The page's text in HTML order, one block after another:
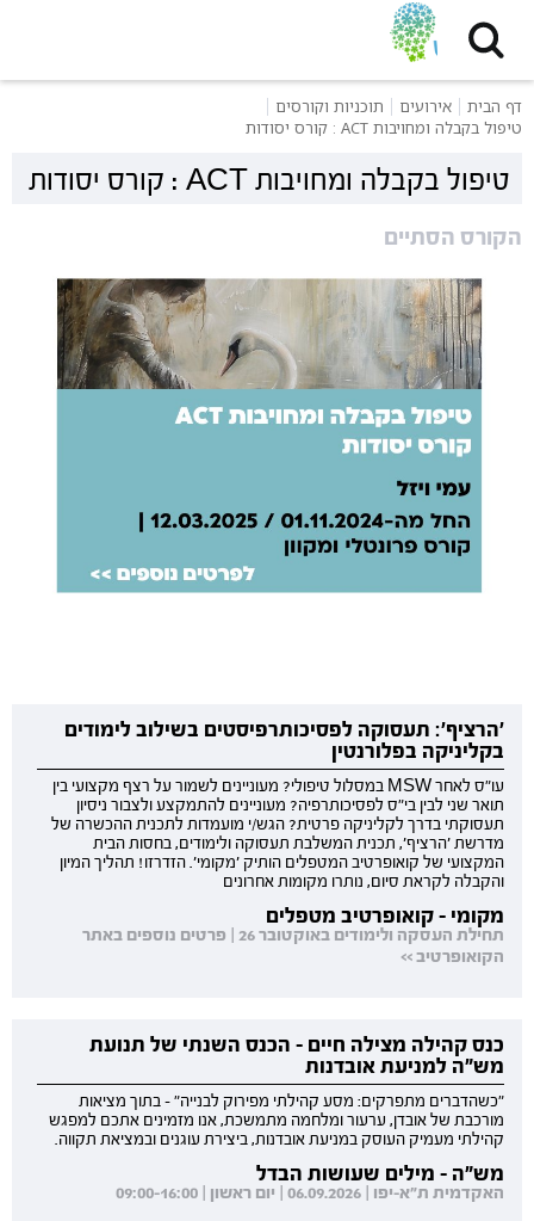
דף הבית אירועים
תוכניות וקורסים
טיפול בקבלה ומחויבות ACT : קורס יסודות
טיפול בקבלה ומחויבות ACT : קורס יסודות
הקורס הסתיים
'הרציף': תעסוקה לפסיכותרפיסטים בשילוב לימודים
בקליניקה בפלורנטין
עו"ס לאחר MSW במסלול טיפולי? מעוניינים לשמור על רצף מקצועי בין
תואר שני לבין בי"ס לפסיכותרפיה? מעוניינים להתמקצע ולצבור ניסיון
תעסוקתי בדרך לקליניקה פרטית? הגש/י מועמדות לתכנית ההכשרה של
מדרשת 'הרציף', תכנית המשלבת תעסוקה ולימודים, בחסות הבית
המקצועי של קואופרטיב המטפלים הותיק 'מקומי'. הזדרזו! תהליך המיון
והקבלה לקראת סיום, נותרו מקומות אחרונים
מקומי - קואופרטיב מטפלים
תחילת העסקה ולימודים באוקטובר 26 | פרטים נוספים באתר
הקואופרטיב >>
כנס קהילה מצילה חיים - הכנס השנתי של תנועת
מש"ה למניעת אובדנות
"כשהדברים מתפרקים: מסע קהילתי מפירוק לבנייה" - בתוך מציאות
מורכבת של אובדן, ערעור ומלחמה מתמשכת, אנו מזמינים אתכם למפגש
קהילתי מעמיק העוסק במניעת אובדנות, ביצירת עוגנים ובמציאת תקווה.
מש"ה - מילים שעושות הבדל
האקדמית ת"א-יפו | 06.09.2026 | יום ראשון | 09:00-16:00